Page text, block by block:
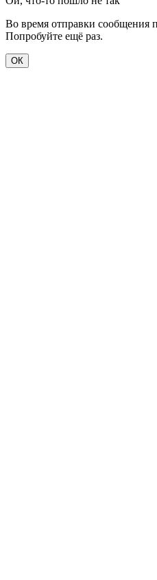
Во время отправки сообщения
Попробуйте ещё раз.
ОК